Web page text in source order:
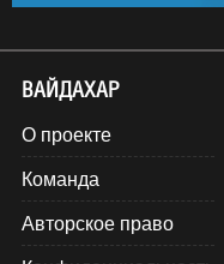
ВАЙДАХАР
О проекте
Команда
Авторское право